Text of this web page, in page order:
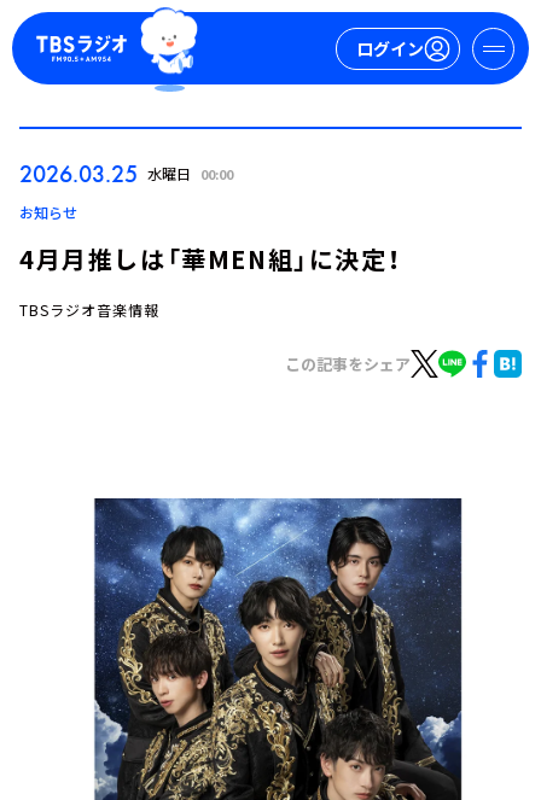
ログイン
トピックス
TBS Podcast
お知らせ
イベント・グッズ
YouTube
会社情報
2026.03.25 水曜日 00:00
お知らせ
4月月推しは「華MEN組」に決定！
TBSラジオ音楽情報
この記事をシェア